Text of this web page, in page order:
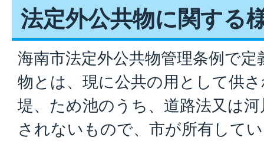
法定外公共物に関する
海南市法定外公共物管理条例で
物とは、現に公共の用として供
堤、ため池のうち、道路法又は
されないもので、市が所有して